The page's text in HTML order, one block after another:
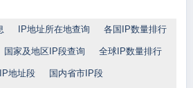
IP地址所在地查询 各国IP数量排行
国家及地区IP段查询 全球IP数量排行
地址段 国内省市IP段